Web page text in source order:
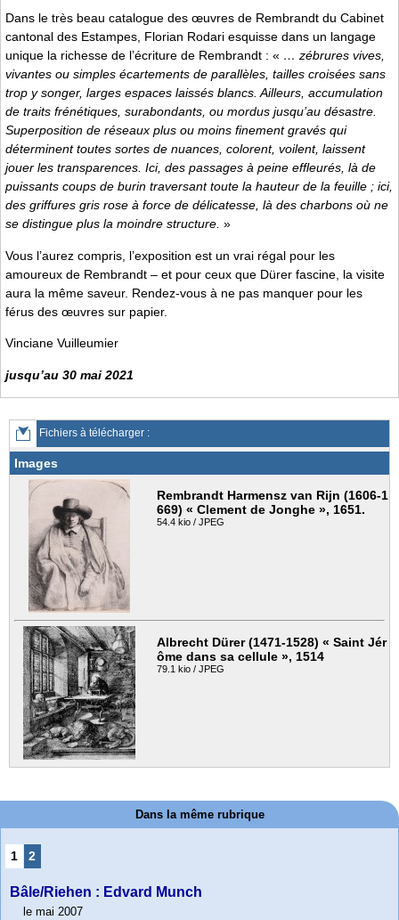
Dans le très beau catalogue des œuvres de Rembrandt du Cabinet
cantonal des Estampes, Florian Rodari esquisse dans un langage
unique la richesse de l’écriture de Rembrandt : « … zébrures vives,
vivantes ou simples écartements de parallèles, tailles croisées sans
trop y songer, larges espaces laissés blancs. Ailleurs, accumulation
de traits frénétiques, surabondants, ou mordus jusqu’au désastre.
Superposition de réseaux plus ou moins finement gravés qui
déterminent toutes sortes de nuances, colorent, voilent, laissent
jouer les transparences. Ici, des passages à peine effleurés, là de
puissants coups de burin traversant toute la hauteur de la feuille ; ici,
des griffures gris rose à force de délicatesse, là des charbons où ne
se distingue plus la moindre structure. »
Vous l’aurez compris, l’exposition est un vrai régal pour les
amoureux de Rembrandt – et pour ceux que Dürer fascine, la visite
aura la même saveur. Rendez-vous à ne pas manquer pour les
férus des œuvres sur papier.
Vinciane Vuilleumier
jusqu’au 30 mai 2021
Fichiers à télécharger :
Images
Rembrandt Harmensz van Rijn (1606-1
669) « Clement de Jonghe », 1651.
54.4 kio / JPEG
Albrecht Dürer (1471-1528) « Saint Jér
ôme dans sa cellule », 1514
79.1 kio / JPEG
Dans la même rubrique
1 2
Bâle/Riehen : Edvard Munch
le mai 2007